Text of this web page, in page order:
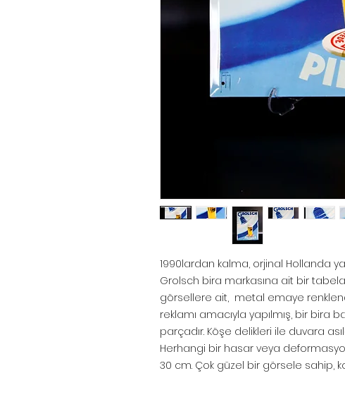
1990lardan kalma, orjinal Hollanda
Grolsch bira markasına ait bir
görsellere ait, metal emaye
reklamı amacıyla yapılmış, bir bira
parçadır. Köşe delikleri ile duvara
Herhangi bir hasar veya
30 cm. Çok güzel bir görsele sahip,